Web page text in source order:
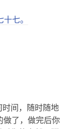
七。
间，随时随地
做了，做完后你